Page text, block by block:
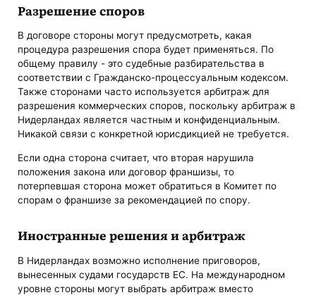
Разрешение споров
В договоре стороны могут предусмотреть, какая
процедура разрешения спора будет применяться. По
общему правилу - это судебные разбирательства в
соответствии с Гражданско-процессуальным кодексом.
Также сторонами часто используется арбитраж для
разрешения коммерческих споров, поскольку арбитраж в
Нидерландах является частным и конфиденциальным.
Никакой связи с конкретной юрисдикцией не требуется.
Если одна сторона считает, что вторая нарушила
положения закона или договор франшизы, то
потерпевшая сторона может обратиться в Комитет по
спорам о франшизе за рекомендацией по спору.
Иностранные решения и арбитраж
В Нидерландах возможно исполнение приговоров,
вынесенных судами государств ЕС. На международном
уровне стороны могут выбрать арбитраж вместо